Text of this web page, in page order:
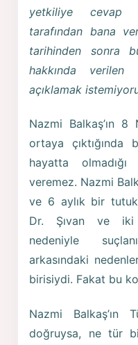
yetkiliye cevap
tarafından bana
tarihinden sonra
hakkında verilen
açıklamak
Nazmi Balkaş’ın 8
ortaya çıktığında
hayatta
veremez. Nazmi
ve 6 aylık bir
Dr. Şıvan ve iki
nedeniyle
arkasındaki
birisiydi. Fakat bu
Nazmi Balkaş’ın
doğruysa, ne tür